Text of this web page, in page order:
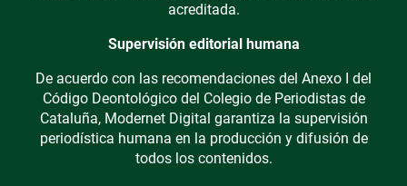
acreditada.
Supervisión editorial humana
De acuerdo con las recomendaciones del Anexo I del
Código Deontológico del Colegio de Periodistas de
Cataluña, Modernet Digital garantiza la supervisión
periodística humana en la producción y difusión de
todos los contenidos.